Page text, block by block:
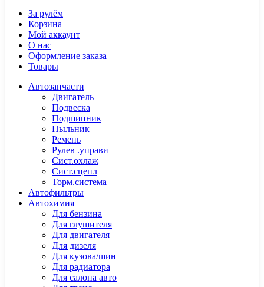
За рулём
Корзина
Мой аккаунт
О нас
Оформление заказа
Товары
Автозапчасти
Двигатель
Подвеска
Подшипник
Пыльник
Ремень
Рулев .управи
Сист.охлаж
Сист.сцепл
Торм.система
Автофильтры
Автохимия
Для бензина
Для глушителя
Для двигателя
Для дизеля
Для кузова/шин
Для радиатора
Для салона авто